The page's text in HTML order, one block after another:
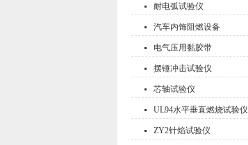
耐电弧试验仪
汽车内饰阻燃设备
电气压用黏胶带
摆锤冲击试验仪
芯轴试验仪
UL94水平垂直燃烧试验仪
ZY2针焰试验仪